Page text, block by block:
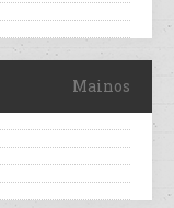
Mainos